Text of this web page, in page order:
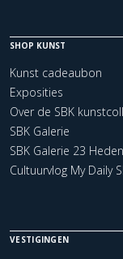
SHOP KUNST
Kunst cadeaubon
Exposities
Over de SBK
SBK Galerie
SBK Galerie 23
Cultuurvlog My Daily
VESTIGINGEN